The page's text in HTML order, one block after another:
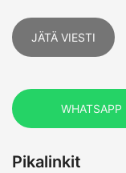
JÄTÄ VIESTI
WHATSAPP
Pikalinkit